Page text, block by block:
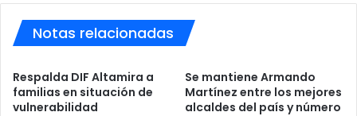
Notas relacionadas
Respalda DIF Altamira a
familias en situación de
vulnerabilidad
Se mantiene Armando
Martínez entre los mejores
alcaldes del país y número